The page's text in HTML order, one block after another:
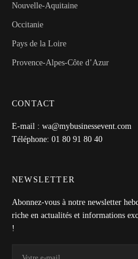
Nouvelle-Aquitaine
Occitanie
Pays de la Loire
Provence-Alpes-Côte d’Azur
CONTACT
E-mail : wa@mybusinessevent.com
Téléphone: 01 80 91 80 40
NEWSLETTER
Abonnez-vous à notre newsletter
riche en actualités et informations
!